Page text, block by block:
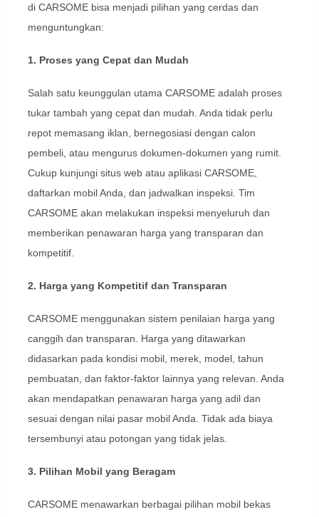
di CARSOME bisa menjadi pilihan yang cerdas dan
menguntungkan:
1. Proses yang Cepat dan Mudah
Salah satu keunggulan utama CARSOME adalah proses
tukar tambah yang cepat dan mudah. Anda tidak perlu
repot memasang iklan, bernegosiasi dengan calon
pembeli, atau mengurus dokumen-dokumen yang rumit.
Cukup kunjungi situs web atau aplikasi CARSOME,
daftarkan mobil Anda, dan jadwalkan inspeksi. Tim
CARSOME akan melakukan inspeksi menyeluruh dan
memberikan penawaran harga yang transparan dan
kompetitif.
2. Harga yang Kompetitif dan Transparan
CARSOME menggunakan sistem penilaian harga yang
canggih dan transparan. Harga yang ditawarkan
didasarkan pada kondisi mobil, merek, model, tahun
pembuatan, dan faktor-faktor lainnya yang relevan. Anda
akan mendapatkan penawaran harga yang adil dan
sesuai dengan nilai pasar mobil Anda. Tidak ada biaya
tersembunyi atau potongan yang tidak jelas.
3. Pilihan Mobil yang Beragam
CARSOME menawarkan berbagai pilihan mobil bekas